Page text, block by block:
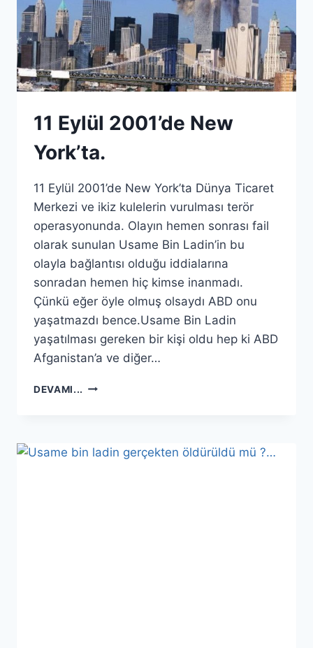
11 Eylül 2001’de New
York’ta.
11 Eylül 2001’de New York’ta Dünya Ticaret
Merkezi ve ikiz kulelerin vurulması terör
operasyonunda. Olayın hemen sonrası fail
olarak sunulan Usame Bin Ladin’in bu
olayla bağlantısı olduğu iddialarına
sonradan hemen hiç kimse inanmadı.
Çünkü eğer öyle olmuş olsaydı ABD onu
yaşatmazdı bence.Usame Bin Ladin
yaşatılması gereken bir kişi oldu hep ki ABD
Afganistan’a ve diğer…
DEVAMI... 11